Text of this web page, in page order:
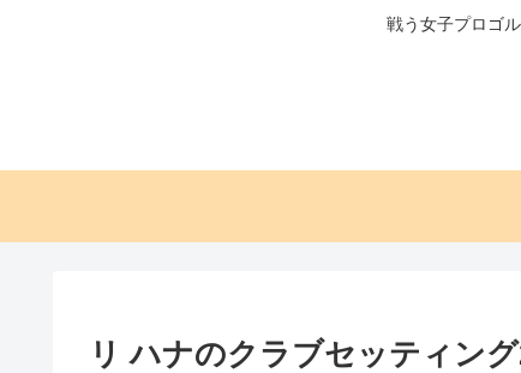
戦う女子プロゴ
リ ハナのクラブセッティング